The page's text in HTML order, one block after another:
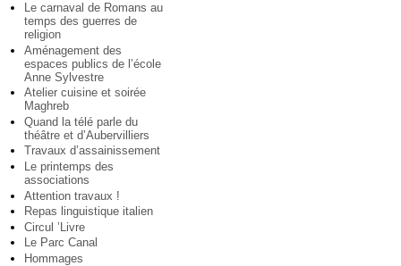
Le carnaval de Romans au
temps des guerres de
religion
Aménagement des
espaces publics de l’école
Anne Sylvestre
Atelier cuisine et soirée
Maghreb
Quand la télé parle du
théâtre et d’Aubervilliers
Travaux d’assainissement
Le printemps des
associations
Attention travaux !
Repas linguistique italien
Circul ’Livre
Le Parc Canal
Hommages